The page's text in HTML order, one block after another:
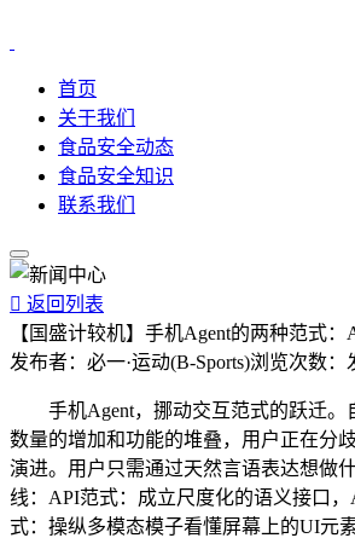
首页
关于我们
食品安全动态
食品安全知识
联系我们
 返回列表
【国盛计较机】手机Agent的两种范式：
发布者： 必一·运动(B-Sports)浏览次数：
手机Agent，挪动交互范式的跃迁。
数量的增加和功能的堆叠，用户正在分
演进。用户只需通过天然言语表达想做
线：API范式：成立尺度化的语义接口
式：操纵多模态模子看懂屏幕上的UI元